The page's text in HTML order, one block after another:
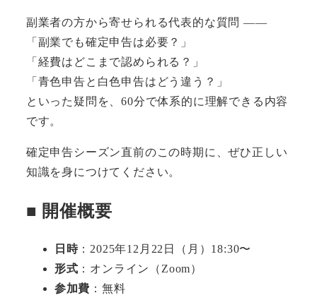
副業者の方から寄せられる代表的な質問 ——
「副業でも確定申告は必要？」
「経費はどこまで認められる？」
「青色申告と白色申告はどう違う？」
といった疑問を、60分で体系的に理解できる内容
です。
確定申告シーズン直前のこの時期に、ぜひ正しい
知識を身につけてください。
■ 開催概要
日時：2025年12月22日（月）18:30〜
形式 ：オンライン（Zoom）
参加費 ：無料